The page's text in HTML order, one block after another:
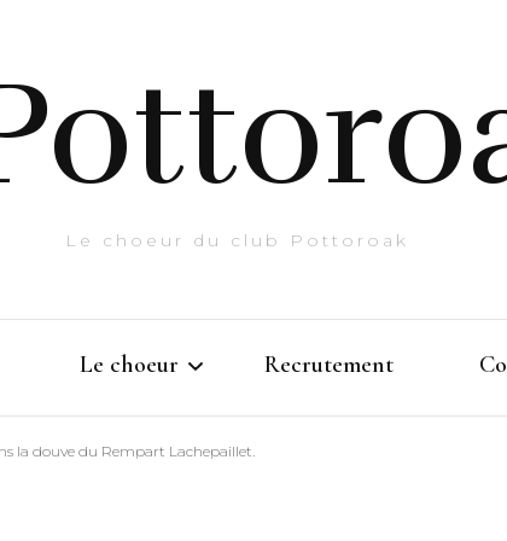
Le choeur du club Pottoroak
Le choeur Recrutement
la douve du Rempart Lachepaillet.